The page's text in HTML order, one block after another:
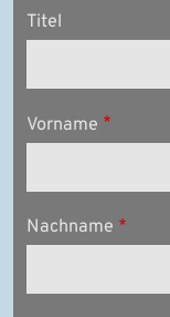
Titel
Vorname
Nachname